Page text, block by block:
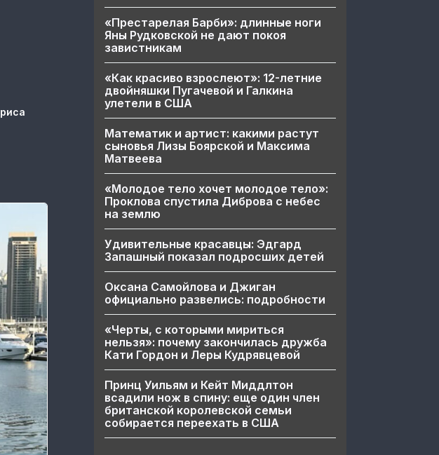
«Престарелая Барби»: длинные ноги
Яны Рудковской не дают покоя
завистникам
«Как красиво взрослеют»: 12-летние
двойняшки Пугачевой и Галкина
улетели в США
Математик и артист: какими растут
сыновья Лизы Боярской и Максима
Матвеева
«Молодое тело хочет молодое тело»:
Проклова спустила Диброва с небес
на землю
Удивительные красавцы: Эдгард
Запашный показал подросших детей
Оксана Самойлова и Джиган
официально развелись: подробности
«Черты, с которыми мириться
нельзя»: почему закончилась дружба
Кати Гордон и Леры Кудрявцевой
Принц Уильям и Кейт Миддлтон
всадили нож в спину: еще один член
британской королевской семьи
собирается переехать в США